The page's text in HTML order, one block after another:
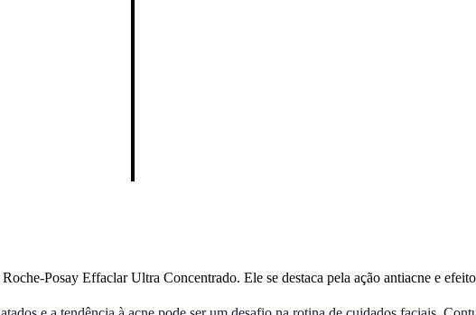
Posay Effaclar Ultra Concentrado. Ele se destaca pela ação antiacne e